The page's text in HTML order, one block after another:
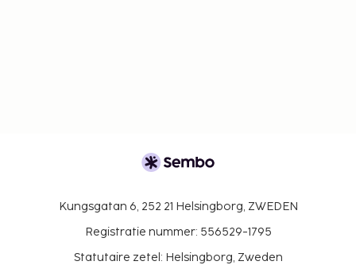
Kungsgatan 6, 252 21 Helsingborg, ZWEDEN
Registratie nummer: 556529-1795
Statutaire zetel: Helsingborg, Zweden